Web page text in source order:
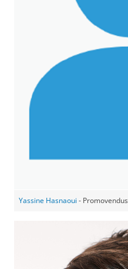
Yassine Hasnaoui - Promovendus